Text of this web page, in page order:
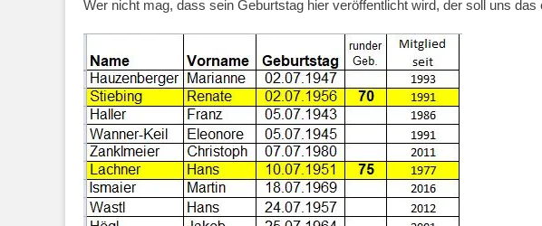
Wer nicht mag, dass sein Geburtstag hier veröffentlicht wird, der soll uns